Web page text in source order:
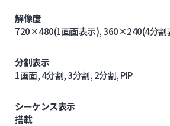
解像度
720×480(1画面表示), 360×240(4分割
分割表示
1画面, 4分割, 3分割, 2分割, PIP
シーケンス表示
搭載